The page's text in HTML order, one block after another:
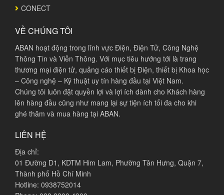
CONECT
VỀ CHÚNG TÔI
ABAN hoạt động trong lĩnh vực Điện, Điện Tử, Công Nghệ
Thông Tin và Viễn Thông. Với mục tiêu hướng tới là trang
thương mại điện tử, quảng cáo thiết bị Điện, thiết bị Khoa học
– Công nghệ – Kỹ thuật uy tín hàng đầu tại Việt Nam.
Chúng tôi luôn đặt quyền lợi và lợi ích dành cho Khách hàng
lên hàng đầu cũng như mang lại sự tiện ích tối đa cho khi
ghé thăm và mua hàng tại ABAN.
LIÊN HỆ
Địa chỉ:
01 Đường D1, KDTM Him Lam, Phường Tân Hưng, Quận 7,
Thành phố Hồ Chí Minh
Hotline: 0938752014